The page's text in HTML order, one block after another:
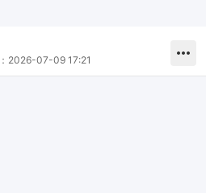
2026-07-09 17:21